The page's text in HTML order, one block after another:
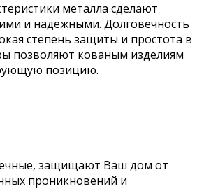
металла сделают
и надежными. Долговечность
степень защиты и простота в
позволяют кованым изделиям
позицию.
защищают Ваш дом от
проникновений и